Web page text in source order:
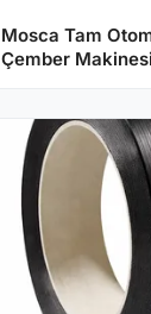
Mosca Tam
Çember Makinesi